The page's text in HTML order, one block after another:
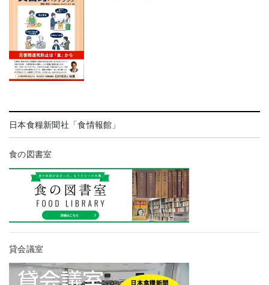
日本食糧新聞社「食情報館」
食の図書室
貸会議室